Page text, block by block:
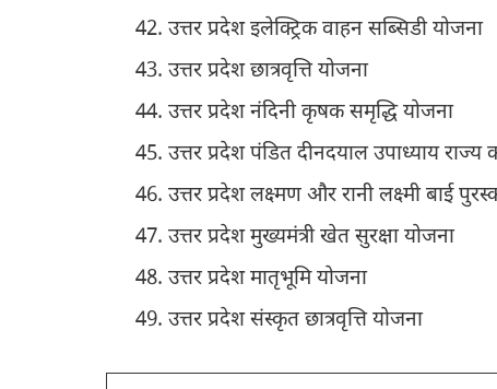
उत्तर प्रदेश इलेक्ट्रिक वाहन सब्सिडी योजना
उत्तर प्रदेश छात्रवृत्ति योजना
उत्तर प्रदेश नंदिनी कृषक समृद्धि योजना
उत्तर प्रदेश पंडित दीनदयाल उपाध्याय
उत्तर प्रदेश लक्ष्मण और रानी लक्ष्मी बाई
उत्तर प्रदेश मुख्यमंत्री खेत सुरक्षा योजना
उत्तर प्रदेश मातृभूमि योजना
उत्तर प्रदेश संस्कृत छात्रवृत्ति योजना